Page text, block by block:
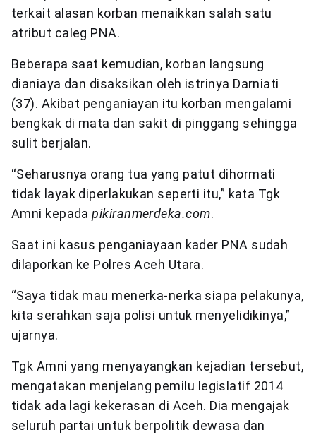
terkait alasan korban menaikkan salah satu
atribut caleg PNA.
Beberapa saat kemudian, korban langsung
dianiaya dan disaksikan oleh istrinya Darniati
(37). Akibat penganiayan itu korban mengalami
bengkak di mata dan sakit di pinggang sehingga
sulit berjalan.
“Seharusnya orang tua yang patut dihormati
tidak layak diperlakukan seperti itu,” kata Tgk
Amni kepadapikiranmerdeka.com.
Saat ini kasus penganiayaan kader PNA sudah
dilaporkan ke Polres Aceh Utara.
“Saya tidak mau menerka-nerka siapa pelakunya,
kita serahkan saja polisi untuk menyelidikinya,”
ujarnya.
Tgk Amni yang menyayangkan kejadian tersebut,
mengatakan menjelang pemilu legislatif 2014
tidak ada lagi kekerasan di Aceh. Dia mengajak
seluruh partai untuk berpolitik dewasa dan